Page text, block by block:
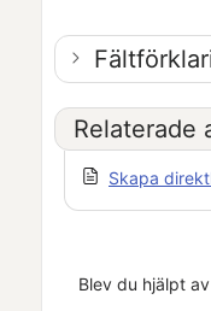
Relaterade
Skapa
Blev du hjälpt